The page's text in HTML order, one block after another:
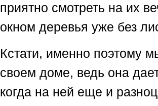
приятно смотреть на их
окном деревья уже без
Кстати, именно поэтому
своем доме, ведь она
когда на ней еще и